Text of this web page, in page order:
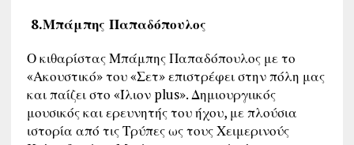
8.Μπάμπης Παπαδόπουλος
Ο κιθαρίστας Μπάμπης Παπαδόπουλος με το
«Ακουστικό» του «Σετ» επιστρέφει στην πόλη μας
και παίζει στο «Ίλιον plus». Δημιουργιικός
μουσικός και ερευνητής του ήχου, με πλούσια
ιστορία από τις Τρύπες ως τους Χειμερινούς